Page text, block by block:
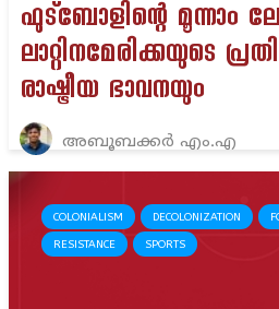
ഫുട്ബോളിന്റെ മൂന്നാം
ലാറ്റിനമേരിക്കയുടെ
രാഷ്ട്രീയ ഭാവനയും
അബൂബക്കർ എം.എ
COLONIALISM DECOLONIZATION
RESISTANCE SPORTS